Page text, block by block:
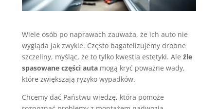
Wiele osób po naprawach zauważa, że ich auto nie
wygląda jak zwykle. Często bagatelizujemy drobne
szczeliny, myśląc, że to tylko kwestia estetyki. Ale źle
spasowane części autamogą kryć poważne wady,
które zwiększają ryzyko wypadków.
Chcemy dać Państwu wiedzę, która pomoże